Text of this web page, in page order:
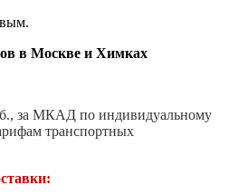
в Москве и Химках
за МКАД по индивидуальному
транспортных